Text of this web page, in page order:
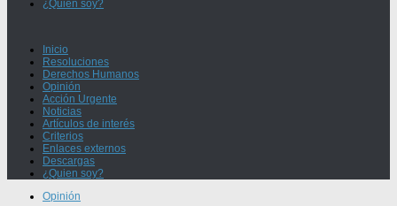
¿Quien soy?
Inicio
Resoluciones
Derechos Humanos
Opinión
Acción Urgente
Noticias
Artículos de interés
Criterios
Enlaces externos
Descargas
¿Quien soy?
Opinión